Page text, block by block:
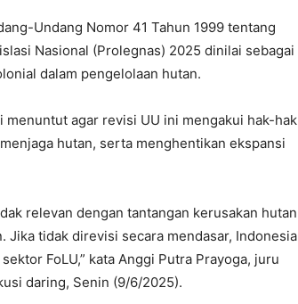
Undang Nomor 41 Tahun 1999 tentang
Nasional (Prolegnas) 2025 dinilai sebagai
dalam pengelolaan hutan.
agar revisi UU ini mengakui hak-hak
hutan, serta menghentikan ekspansi
relevan dengan tantangan kerusakan hutan
tidak direvisi secara mendasar, Indonesia
FoLU,” kata Anggi Putra Prayoga, juru
daring, Senin (9/6/2025).